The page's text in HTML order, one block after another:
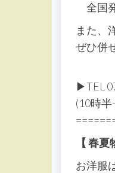
全国
また、
ぜひ併
▶︎TEL
(10時半
【 春
お洋服